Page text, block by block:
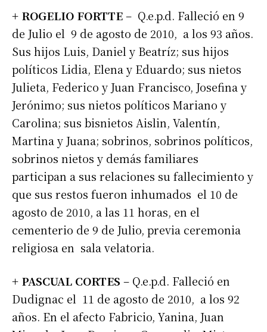
Suscribirme gratis
Nombre
+ ROGELIO FORTTE– Q.e.p.d. Falleció en 9
de Julio el 9 de agosto de 2010, a los 93 años.
Sus hijos Luis, Daniel y Beatríz; sus hijos
políticos Lidia, Elena y Eduardo; sus nietos
Julieta, Federico y Juan Francisco, Josefina y
Jerónimo; sus nietos políticos Mariano y
Carolina; sus bisnietos Aislin, Valentín,
Martina y Juana; sobrinos, sobrinos políticos,
sobrinos nietos y demás familiares
participan a sus relaciones su fallecimiento y
que sus restos fueron inhumados el 10 de
agosto de 2010, a las 11 horas, en el
cementerio de 9 de Julio, previa ceremonia
religiosa en sala velatoria.
+ PASCUAL CORTES – Q.e.p.d. Falleció en
Dudignac el 11 de agosto de 2010, a los 92
años. En el afecto Fabricio, Yanina, Juan